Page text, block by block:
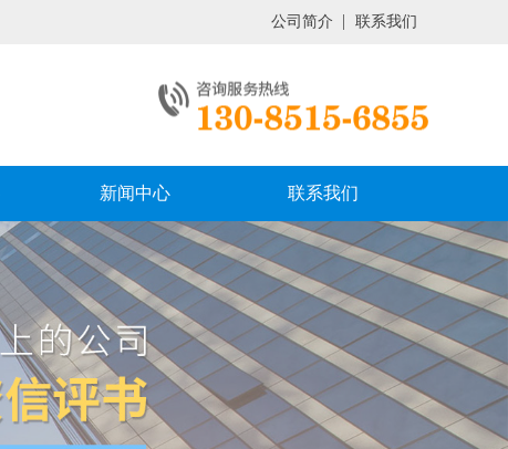
公司简介 联系我们
新闻中心 联系我们